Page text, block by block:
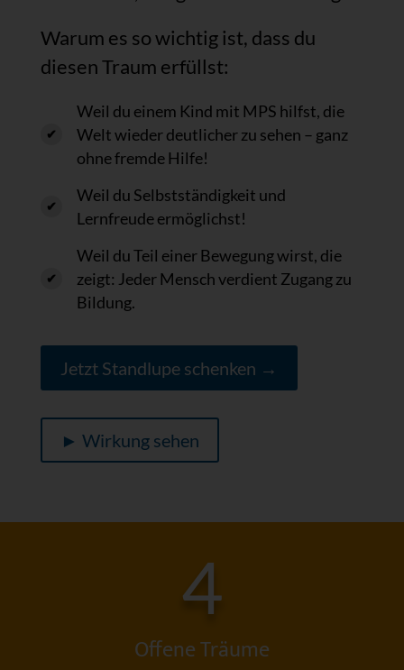
Warum es so wichtig ist, dass du
diesen Traum erfüllst:
Weil du einem Kind mit MPS hilfst, die
Welt wieder deutlicher zu sehen – ganz
ohne fremde Hilfe!
Weil du Selbstständigkeit und
Lernfreude ermöglichst!
Weil du Teil einer Bewegung wirst, die
zeigt: Jeder Mensch verdient Zugang zu
Bildung.
Jetzt Standlupe schenken →
► Wirkung sehen
4
Offene Träume